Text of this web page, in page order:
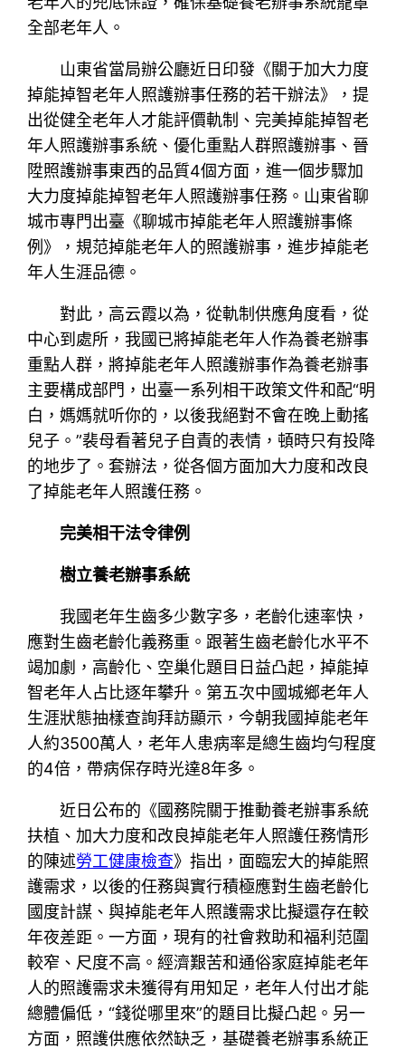
全部老年人。
山東省當局辦公廳近日印發《關于加大力度
掉能掉智老年人照護辦事任務的若干辦法》，提
出從健全老年人才能評價軌制、完美掉能掉智老
年人照護辦事系統、優化重點人群照護辦事、晉
陞照護辦事東西的品質4個方面，進一個步驟加
大力度掉能掉智老年人照護辦事任務。山東省聊
城市專門出臺《聊城市掉能老年人照護辦事條
例》，規范掉能老年人的照護辦事，進步掉能老
年人生涯品德。
對此，高云霞以為，從軌制供應角度看，從
中心到處所，我國已將掉能老年人作為養老辦事
重點人群，將掉能老年人照護辦事作為養老辦事
主要構成部門，出臺一系列相干政策文件和配“明
白，媽媽就听你的，以後我絕對不會在晚上動搖
兒子。”裴母看著兒子自責的表情，頓時只有投降
的地步了。套辦法，從各個方面加大力度和改良
了掉能老年人照護任務。
完美相干法令律例
樹立養老辦事系統
我國老年生齒多少數字多，老齡化速率快，
應對生齒老齡化義務重。跟著生齒老齡化水平不
竭加劇，高齡化、空巢化題目日益凸起，掉能掉
智老年人占比逐年攀升。第五次中國城鄉老年人
生涯狀態抽樣查詢拜訪顯示，今朝我國掉能老年
人約3500萬人，老年人患病率是總生齒均勻程度
的4倍，帶病保存時光達8年多。
近日公布的《國務院關于推動養老辦事系統
扶植、加大力度和改良掉能老年人照護任務情形
的陳述勞工健康檢查》指出，面臨宏大的掉能照
護需求，以後的任務與實行積極應對生齒老齡化
國度計謀、與掉能老年人照護需求比擬還存在較
年夜差距。一方面，現有的社會救助和福利范圍
較窄、尺度不高。經濟艱苦和通俗家庭掉能老年
人的照護需求未獲得有用知足，老年人付出才能
總體偏低，“錢從哪里來”的題目比擬凸起。另一
方面，照護供應依然缺乏，基礎養老辦事系統正